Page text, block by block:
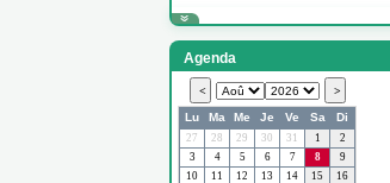
Agenda